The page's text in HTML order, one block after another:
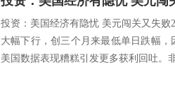
投资：美国经济有隐忧 美元闯关又失败
大幅下行，创三个月来最低单日跌幅，
美国数据表现糟糕引发更多获利回吐。